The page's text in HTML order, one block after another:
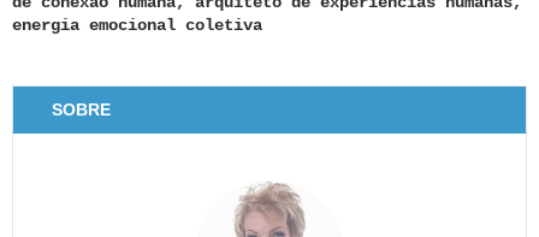
energia emocional coletiva
SOBRE